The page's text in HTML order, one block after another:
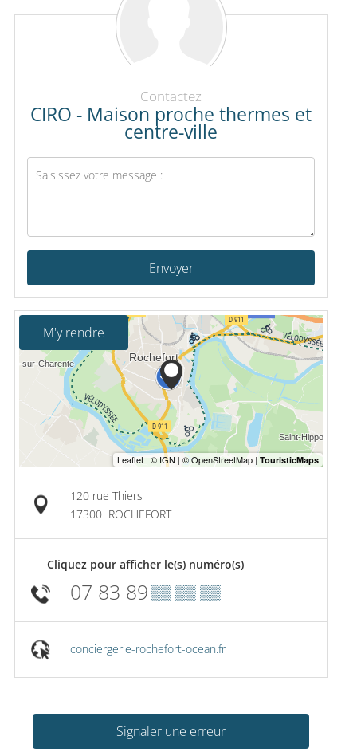
Contactez
CIRO - Maison proche thermes et
centre-ville
Envoyer
M'y rendre
120 rue Thiers
17300 ROCHEFORT
Cliquez pour afficher le(s) numéro(s)
07 83 89▒▒ ▒▒ ▒▒
conciergerie-rochefort-ocean.fr
Signaler une erreur